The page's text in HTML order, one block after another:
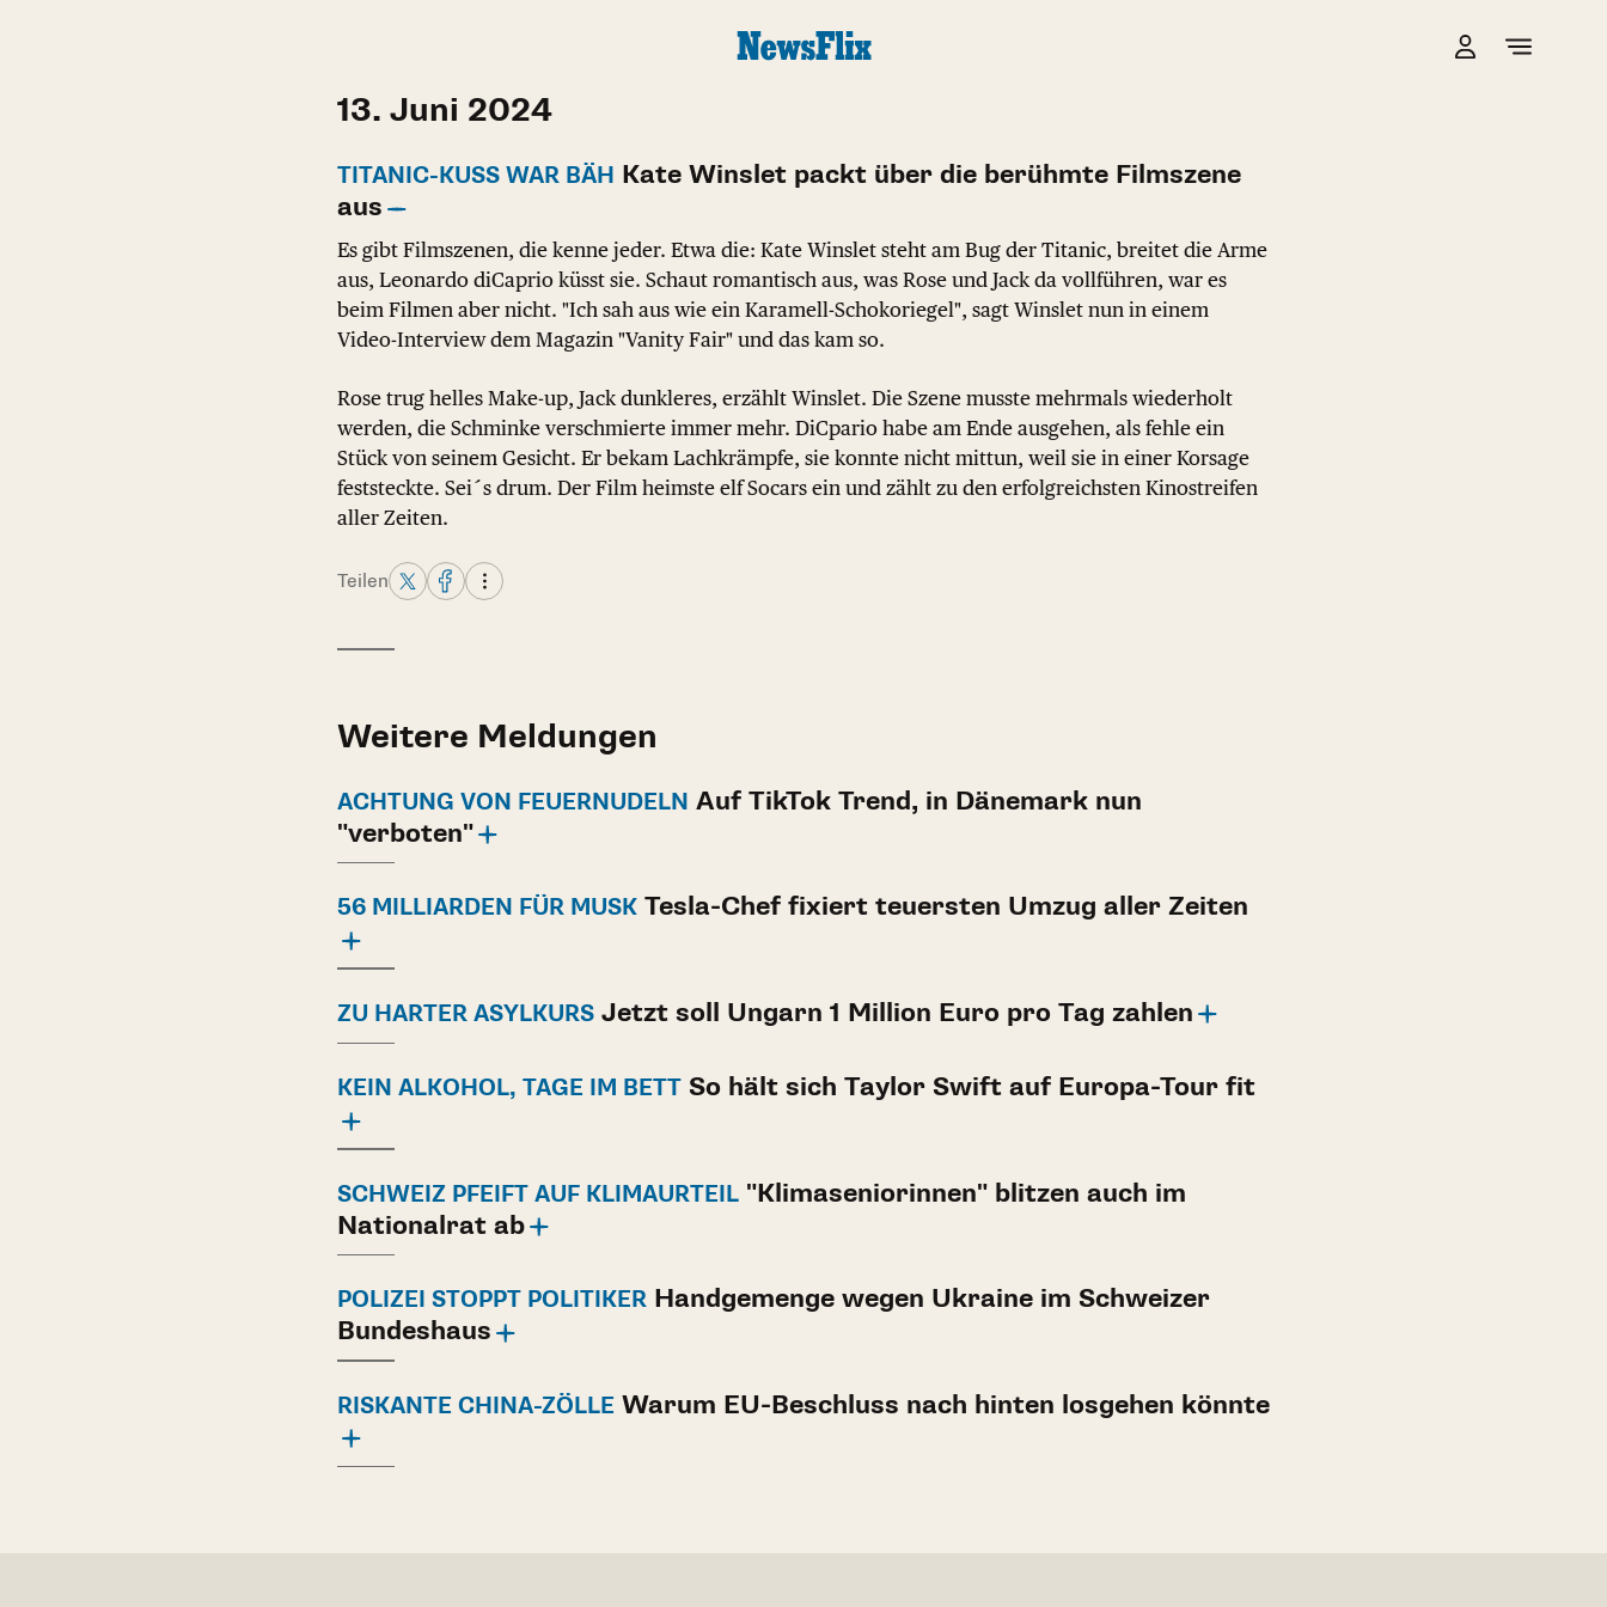
13. Juni 2024
TITANIC-KUSS WAR BÄH Kate Winslet packt über die berühmte Filmszene
aus
Es gibt Filmszenen, die kenne jeder. Etwa die: Kate Winslet steht am Bug der Titanic, breitet die Arme
aus, Leonardo diCaprio küsst sie. Schaut romantisch aus, was Rose und Jack da vollführen, war es
beim Filmen aber nicht. "Ich sah aus wie ein Karamell-Schokoriegel", sagt Winslet nun in einem
Video-Interview dem Magazin "Vanity Fair" und das kam so.
Rose trug helles Make-up, Jack dunkleres, erzählt Winslet. Die Szene musste mehrmals wiederholt
werden, die Schminke verschmierte immer mehr. DiCpario habe am Ende ausgehen, als fehle ein
Stück von seinem Gesicht. Er bekam Lachkrämpfe, sie konnte nicht mittun, weil sie in einer Korsage
feststeckte. Sei´s drum. Der Film heimste elf Socars ein und zählt zu den erfolgreichsten Kinostreifen
aller Zeiten.
Teilen
Weitere Meldungen
ACHTUNG VON FEUERNUDELN Auf TikTok Trend, in Dänemark nun
"verboten"
56 MILLIARDEN FÜR MUSK Tesla-Chef fixiert teuersten Umzug aller Zeiten
ZU HARTER ASYLKURS Jetzt soll Ungarn 1 Million Euro pro Tag zahlen
KEIN ALKOHOL, TAGE IM BETT So hält sich Taylor Swift auf Europa-Tour fit
SCHWEIZ PFEIFT AUF KLIMAURTEIL "Klimaseniorinnen" blitzen auch im
Nationalrat ab
POLIZEI STOPPT POLITIKER Handgemenge wegen Ukraine im Schweizer
Bundeshaus
RISKANTE CHINA-ZÖLLE Warum EU-Beschluss nach hinten losgehen könnte